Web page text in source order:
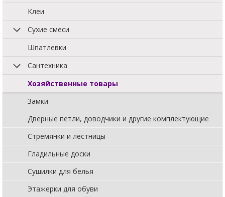
Клеи
Сухие смеси
Шпатлевки
Сантехника
Хозяйственные товары
Замки
Дверные петли, доводчики и другие комплектующие
Стремянки и лестницы
Гладильные доски
Сушилки для белья
Этажерки для обуви